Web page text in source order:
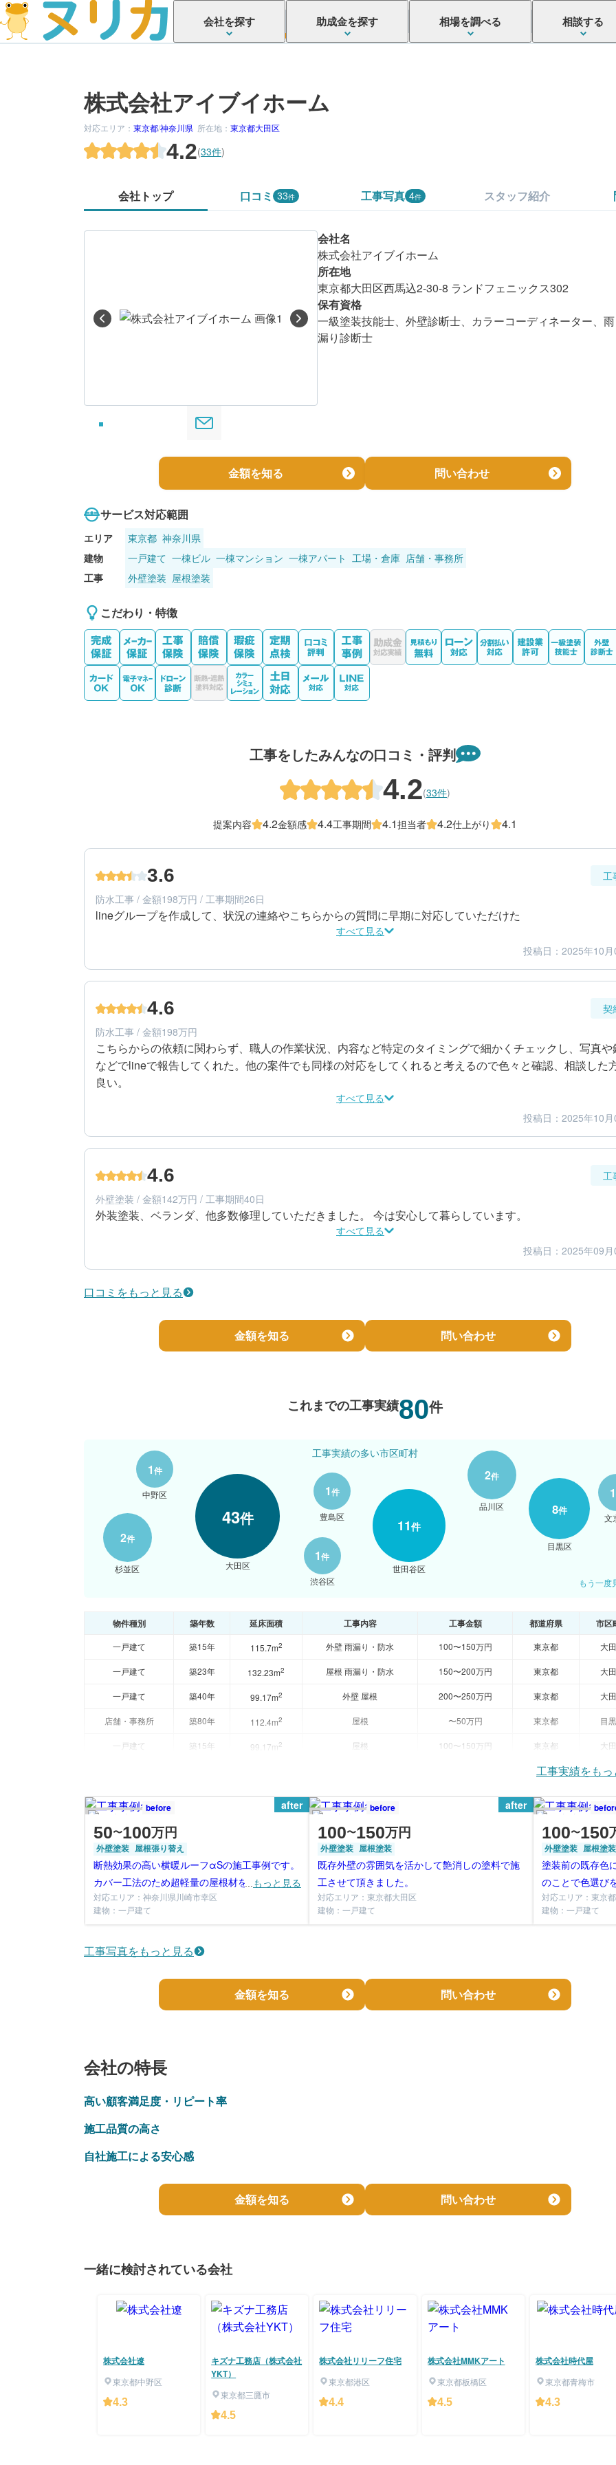
会社を探す 助成金を探す 相場を調べる 相談する
株式会社アイブイホーム
対応エリア： 東京都/神奈川県 所在地： 東京都大田区
4.2(33件)
会社トップ 口コミ 33件 工事写真 4件 スタッフ紹介
会社名
株式会社アイブイホーム
所在地
東京都大田区西馬込2-30-8 ランドフェニックス302
保有資格
一級塗装技能士、外壁診断士、カラーコーディネーター、雨
漏り診断士
金額を知る 問い合わせ
サービス対応範囲
エリア 東京都 神奈川県
建物
一戸建て 一棟ビル 一棟マンション 一棟アパート 工場・倉庫 店舗・事務所
工事
外壁塗装 屋根塗装
こだわり・特徴
工事をしたみんなの口コミ・評判
4.2(33件)
提案内容 4.2金額感 4.4工事期間 4.1担当者 4.2仕上がり 4.1
3.6
工
防水工事 / 金額198万円 / 工事期間26日
lineグループを作成して、状況の連絡やこちらからの質問に早期に対応していただけた
すべて見る
60代/男性/一戸建て
エリア：東京都大田区
築年数：19年
投稿日：2025年10
4.6
契
防水工事 / 金額198万円
こちらからの依頼に関わらず、職人の作業状況、内容など特定のタイミングで細かくチェックし、写真や
などでlineで報告してくれた。他の案件でも同様の対応をしてくれると考えるので色々と確認、相談した
良い。
すべて見る
60代/男性/一戸建て
エリア：東京都大田区
築年数：19年
投稿日：2025年10
4.6
工
外壁塗装 / 金額142万円 / 工事期間40日
外装塗装、ベランダ、他多数修理していただきました。 今は安心して暮らしています。
すべて見る
50代/女性/一戸建て
エリア：東京都大田区
投稿日：2025年09
口コミをもっと見る
金額を知る 問い合わせ
これまでの工事実績80件
43件
大田区
11件
世田谷区
8件
目黒区
2件
杉並区
2件
品川区
1件
渋谷区
1件
中野区 1
文
1件
豊島区
工事実績の多い市区町村
もう一度
物件種別 築年数 延床面積 工事内容 工事金額 都道府県 市区
一戸建て 築15年 115.7m2 外壁 雨漏り・防水 100〜150万円 東京都 大
一戸建て 築23年 132.23m2 屋根 雨漏り・防水 150〜200万円 東京都 大
一戸建て 築40年 99.17m2 外壁 屋根 200〜250万円 東京都 大
店舗・事務所 築80年 112.4m2 屋根 〜50万円 東京都 目
一戸建て 築15年 99.17m2 屋根 100〜150万円 東京都 大
工事実績をも
after
before
50〜100万円
外壁塗装 屋根張り替え
断熱効果の高い横暖ルーフαSの施工事例です。
カバー工法のため超軽量の屋根材をしておりま
す。
もっと見る
対応エリア：神奈川県川崎市幸区
建物：一戸建て
after
before
100〜150万円
外壁塗装 屋根塗装
既存外壁の雰囲気を活かして艶消しの塗料で施
工させて頂きました。
対応エリア：東京都大田区
建物：一戸建て
100〜150
外壁塗装 屋根塗装
塗装前の既存色
のことで色選び
シリコンを使用
対応エリア：東京
建物：一戸建て
工事写真をもっと見る
金額を知る 問い合わせ
会社の特長
高い顧客満足度・リピート率
施工品質の高さ
自社施工による安心感
金額を知る 問い合わせ
一緒に検討されている会社
株式会社遼
東京都中野区
4.3
キズナ工務店（株式会社
YKT）
東京都三鷹市
4.5
株式会社リリーフ住宅
東京都港区
4.4
株式会社MMKアート
東京都板橋区
4.5
株式会社時代屋
東京都青梅市
4.3